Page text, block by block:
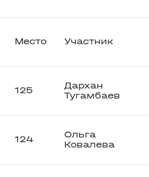
Место Участник
125
Дархан
Тугамбаев
124
Ольга
Ковалева